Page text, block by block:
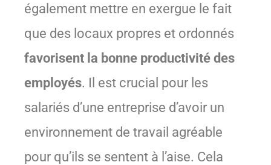
également mettre en exergue le fait
que des locaux propres et ordonnés
favorisent la bonne productivité des
employés. Il est crucial pour les
salariés d’une entreprise d’avoir un
environnement de travail agréable
pour qu’ils se sentent à l’aise. Cela